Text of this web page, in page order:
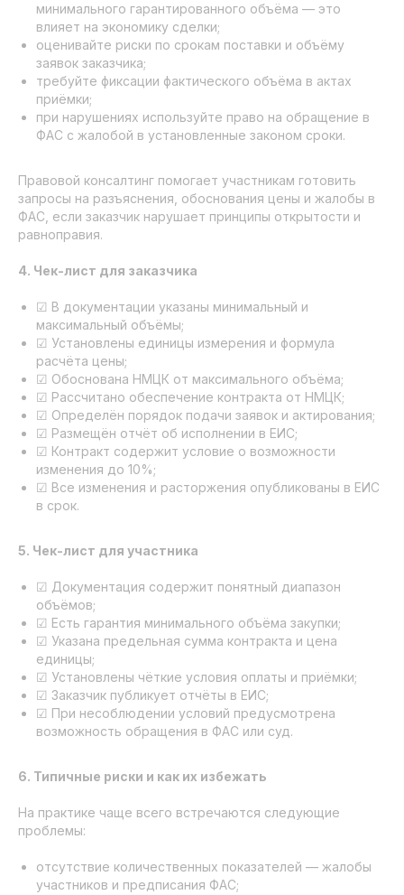
минимального гарантированного объёма — это
влияет на экономику сделки;
оценивайте риски по срокам поставки и объёму
заявок заказчика;
требуйте фиксации фактического объёма в актах
приёмки;
при нарушениях используйте право на обращение в
ФАС с жалобой в установленные законом сроки.
Правовой консалтинг помогает участникам готовить
запросы на разъяснения, обоснования цены и жалобы в
ФАС, если заказчик нарушает принципы открытости и
равноправия.
4. Чек-лист для заказчика
☑ В документации указаны минимальный и
максимальный объёмы;
☑ Установлены единицы измерения и формула
расчёта цены;
☑ Обоснована НМЦК от максимального объёма;
☑ Рассчитано обеспечение контракта от НМЦК;
☑ Определён порядок подачи заявок и актирования;
☑ Размещён отчёт об исполнении в ЕИС;
☑ Контракт содержит условие о возможности
изменения до 10%;
☑ Все изменения и расторжения опубликованы в ЕИС
в срок.
5. Чек-лист для участника
☑ Документация содержит понятный диапазон
объёмов;
☑ Есть гарантия минимального объёма закупки;
☑ Указана предельная сумма контракта и цена
единицы;
☑ Установлены чёткие условия оплаты и приёмки;
☑ Заказчик публикует отчёты в ЕИС;
☑ При несоблюдении условий предусмотрена
возможность обращения в ФАС или суд.
6. Типичные риски и как их избежать
На практике чаще всего встречаются следующие
проблемы:
отсутствие количественных показателей — жалобы
участников и предписания ФАС;